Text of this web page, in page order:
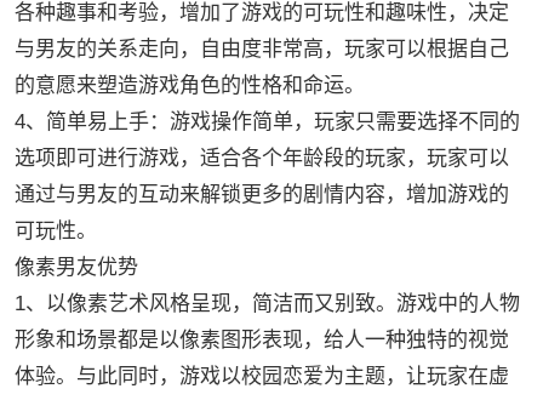
各种趣事和考验，增加了游戏的可玩性和趣味性，决定
与男友的关系走向，自由度非常高，玩家可以根据自己
的意愿来塑造游戏角色的性格和命运。
4、简单易上手：游戏操作简单，玩家只需要选择不同的
选项即可进行游戏，适合各个年龄段的玩家，玩家可以
通过与男友的互动来解锁更多的剧情内容，增加游戏的
可玩性。
像素男友优势
1、以像素艺术风格呈现，简洁而又别致。游戏中的人物
形象和场景都是以像素图形表现，给人一种独特的视觉
体验。与此同时，游戏以校园恋爱为主题，让玩家在虚